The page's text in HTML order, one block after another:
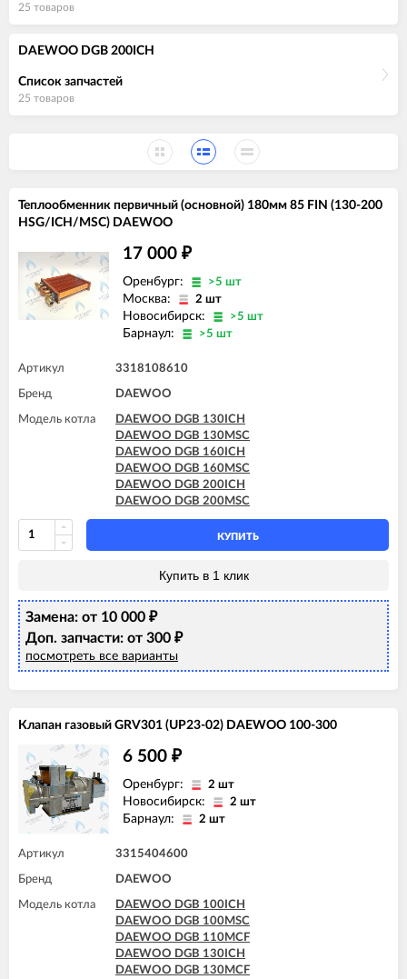
25 товаров
DAEWOO DGB 200ICH
Список запчастей
25 товаров
Теплообменник первичный (основной) 180мм 85 FIN (130-200
HSG/ICH/MSC) DAEWOO
17 000 ₽
Оренбург: >5 шт
Москва: 2 шт
Новосибирск: >5 шт
Барнаул: >5 шт
Артикул 3318108610
Бренд DAEWOO
Модель котла
DAEWOO DGB 130ICH
DAEWOO DGB 130MSC
DAEWOO DGB 160ICH
DAEWOO DGB 160MSC
DAEWOO DGB 200ICH
DAEWOO DGB 200MSC
КУПИТЬ
Купить в 1 клик
Замена: от 10 000 ₽
Доп. запчасти: от 300 ₽
посмотреть все варианты
Клапан газовый GRV301 (UP23-02) DAEWOO 100-300
6 500 ₽
Оренбург: 2 шт
Новосибирск: 2 шт
Барнаул: 2 шт
Артикул 3315404600
Бренд DAEWOO
Модель котла
DAEWOO DGB 100ICH
DAEWOO DGB 100MSC
DAEWOO DGB 110MCF
DAEWOO DGB 130ICH
DAEWOO DGB 130MCF